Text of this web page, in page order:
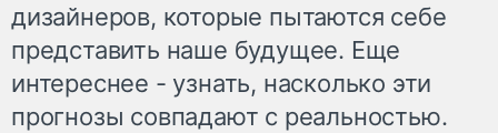
дизайнеров, которые пытаются себе
представить наше будущее. Еще
интереснее - узнать, насколько эти
прогнозы совпадают с реальностью.